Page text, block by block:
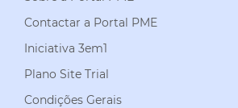
Contactar a Portal PME
Iniciativa 3em1
Plano Site Trial
Condições Gerais